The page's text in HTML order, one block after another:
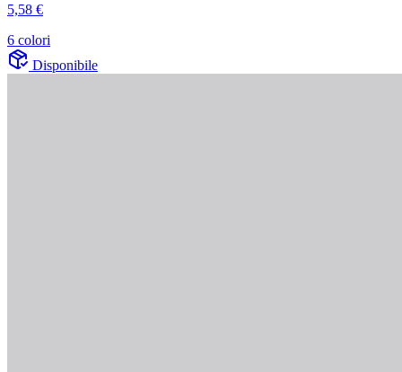
5,58 €
6 colori
Disponibile